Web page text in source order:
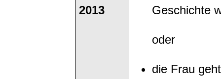
2013
Geschichte
oder
die Frau